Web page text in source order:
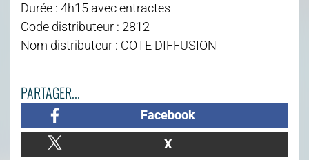
Durée : 4h15 avec entractes
Code distributeur : 2812
Nom distributeur : COTE DIFFUSION
PARTAGER...
Facebook
X